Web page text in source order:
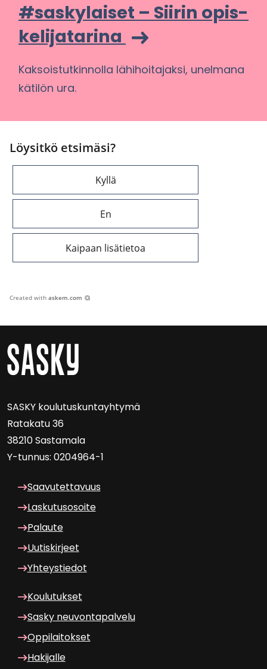
#sas­ky­lai­set – Sii­rin opis­
ke­li­ja­ta­ri­na
Kak­sois­tut­kin­nol­la lä­hi­hoi­ta­jak­si, unel­ma­na
kä­ti­lön ura.
Löysitkö etsimäsi?
Kyllä
En
Kaipaan lisätietoa
Created with askem.com
SASKY kou­lu­tus­kun­tayh­ty­mä
Ra­ta­ka­tu 36
38210 Sas­ta­ma­la
Y-​tunnus: 0204964-1
Saa­vu­tet­ta­vuus
Las­ku­tuso­soi­te
Pa­lau­te
Uu­tis­kir­jeet
Yh­teys­tie­dot
Kou­lu­tuk­set
Sasky neu­von­ta­pal­ve­lu
Op­pi­lai­tok­set
Ha­ki­jal­le